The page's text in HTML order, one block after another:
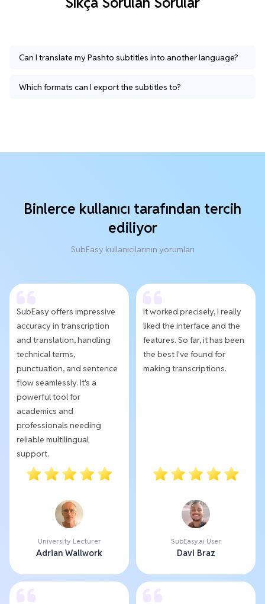
Can I translate my Pashto subtitles into another language?
Which formats can I export the subtitles to?
Binlerce kullanıcı tarafından tercih
ediliyor
SubEasy kullanıcılarının yorumları
SubEasy offers impressive
accuracy in transcription
and translation, handling
technical terms,
punctuation, and sentence
flow seamlessly. It's a
powerful tool for
academics and
professionals needing
reliable multilingual
support.
University Lecturer
Adrian Wallwork
It worked precisely, I really
liked the interface and the
features. So far, it has been
the best I've found for
making transcriptions.
SubEasy.ai User
Davi Braz